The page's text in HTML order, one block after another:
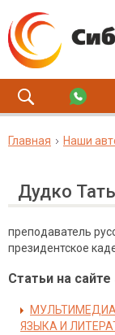
Главная Наши
Дудко
преподаватель
президентское
Статьи на
ЯЗЫКА И